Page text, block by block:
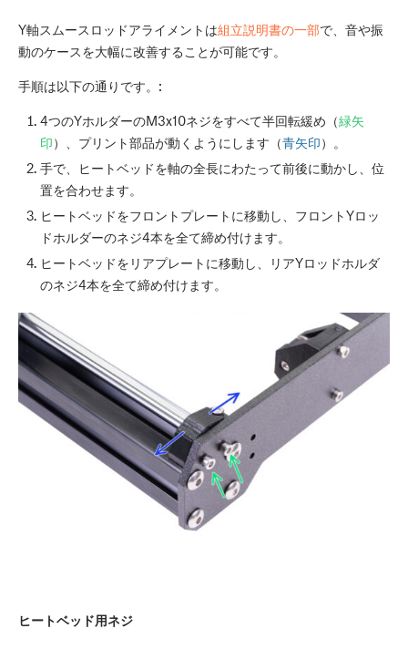
Y軸スムースロッドアライメントは組立説明書の一部で、音や振
動のケースを大幅に改善することが可能です。
手順は以下の通りです。:
4つのYホルダーのM3x10ネジをすべて半回転緩め（緑矢
印）、プリント部品が動くようにします（青矢印）。
手で、ヒートベッドを軸の全長にわたって前後に動かし、位
置を合わせます。
ヒートベッドをフロントプレートに移動し、フロントYロッ
ドホルダーのネジ4本を全て締め付けます。
ヒートベッドをリアプレートに移動し、リアYロッドホルダ
のネジ4本を全て締め付けます。
ヒートベッド用ネジ